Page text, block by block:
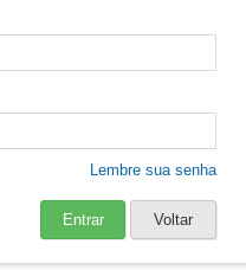
Lembre sua senha
Entrar Voltar